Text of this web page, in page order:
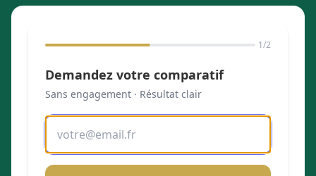
1/2
Demandez votre comparatif
Sans engagement · Résultat clair